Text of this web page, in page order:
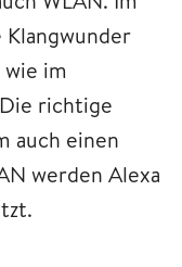
Klangwunder
im
richtige
auch einen
werden Alexa